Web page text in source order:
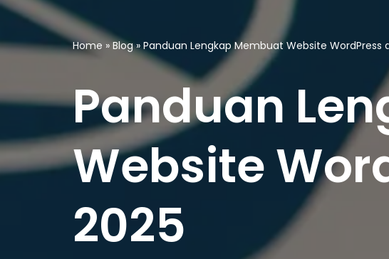
Home »Blog» Panduan Lengkap Membuat Website WordPress
Panduan
Website
2025